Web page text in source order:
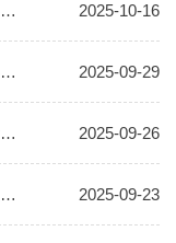
电子信息工程学院2025年研究生学业奖学金评定结果公示 2025-10-16
电子信息工程学院2025年研究生国家奖学金推荐结果公示 2025-09-29
电子信息工程学院2025年台湾学生奖学金推荐结果公示 2025-09-26
电子信息工程学院关于评选2025年研究生国家奖学金的通知 2025-09-23